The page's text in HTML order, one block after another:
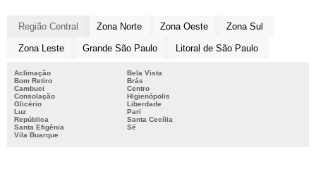
Região Central Zona Norte Zona Oeste Zona Sul
Zona Leste Grande São Paulo Litoral de São Paulo
Aclimação
Bela Vista
Bom Retiro
Brás
Cambuci
Centro
Consolação
Higienópolis
Glicério
Liberdade
Luz
Pari
República
Santa Cecília
Santa Efigênia
Sé
Vila Buarque